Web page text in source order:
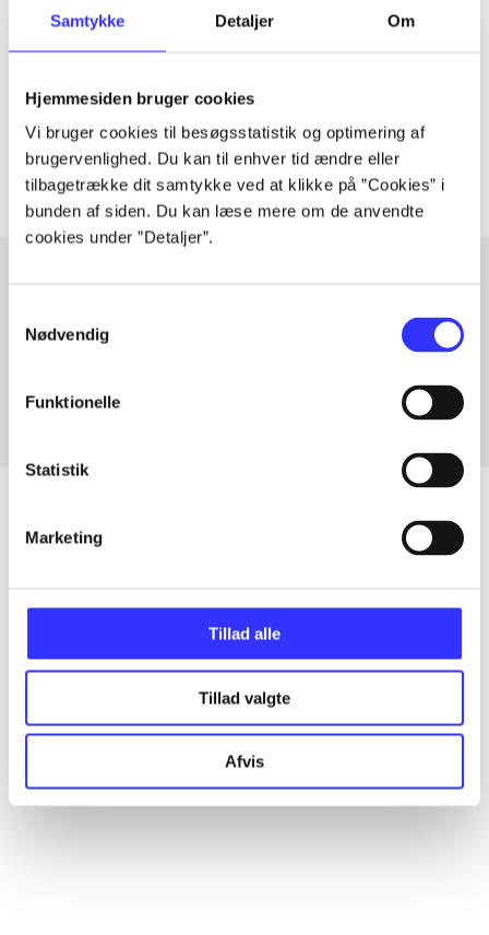
Samtykke Detaljer Om
Hjemmesiden bruger cookies
Vi bruger cookies til besøgsstatistik og optimering af
brugervenlighed. Du kan til enhver tid ændre eller
tilbagetrække dit samtykke ved at klikke på ”Cookies” i
bunden af siden. Du kan læse mere om de anvendte
cookies under ”Detaljer”.
Nødvendig
Funktionelle
Statistik
Marketing
Tillad alle
Tillad valgte
Afvis
Tidsskrift
Artiklerne i handler ofte om
Artikler med samme emner
Alle registrerede artikler fordelt på udgivelser
...
...
...